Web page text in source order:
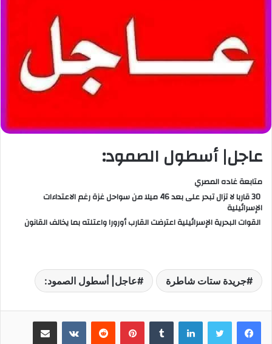
عاجل| أسطول الصمود:
متابعة غاده المصري
30 قاربا لا تزال تبحر على بعد 46 ميلا من سواحل غزة رغم الاعتداءات
الإسرائيلية
القوات البحرية الإسرائيلية اعترضت القارب أورورا واعتلته بما يخالف القانون
جريدة ستات شاطرة عاجل| أسطول الصمود:
لينكدإن بينتيريست